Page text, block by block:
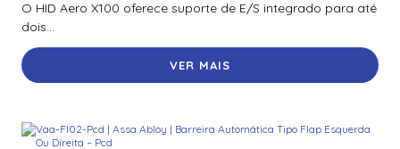
70300Aep0N | Assa Abloy | Placa De Expansão Para
Monitoramento Vertx V300
71000Bep0N01A | Assa Abloy | Controlador Vertx Evo™
V1000
72000Bep0N01A | Assa Abloy | Controlador Vertx Evo™
V2000
O HID Aero X100 oferece suporte de E/S integrado para até
dois...
VER MAIS